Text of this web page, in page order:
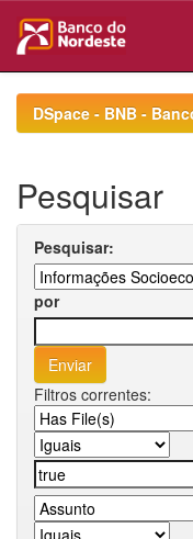
navigationDSpace - BNB -
Pesquisar
Pesquisar:
por
Filtros correntes: